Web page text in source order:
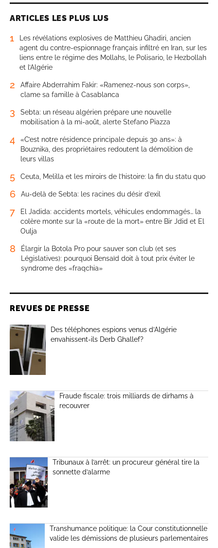
ARTICLES LES PLUS LUS
1
Les révélations explosives de Matthieu Ghadiri, ancien
agent du contre-espionnage français infiltré en Iran, sur les
liens entre le régime des Mollahs, le Polisario, le Hezbollah
et l’Algérie
2
Affaire Abderrahim Fakir: «Ramenez-nous son corps»,
clame sa famille à Casablanca
3
Sebta: un réseau algérien prépare une nouvelle
mobilisation à la mi-août, alerte Stefano Piazza
4
«C’est notre résidence principale depuis 30 ans»: à
Bouznika, des propriétaires redoutent la démolition de
leurs villas
5 Ceuta, Melilla et les miroirs de l’histoire: la fin du statu quo
6 Au-delà de Sebta: les racines du désir d’exil
7
El Jadida: accidents mortels, véhicules endommagés… la
colère monte sur la «route de la mort» entre Bir Jdid et El
Oulja
8
Élargir la Botola Pro pour sauver son club (et ses
Législatives): pourquoi Bensaïd doit à tout prix éviter le
syndrome des «fraqchia»
REVUES DE PRESSE
Des téléphones espions venus d’Algérie
envahissent-ils Derb Ghallef?
Fraude fiscale: trois milliards de dirhams à
recouvrer
Tribunaux à l’arrêt: un procureur général tire la
sonnette d’alarme
Transhumance politique: la Cour constitutionnelle
valide les démissions de plusieurs parlementaires